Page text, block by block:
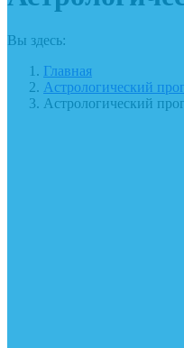
Вы здесь:
Главная
Астрологический
Астрологический